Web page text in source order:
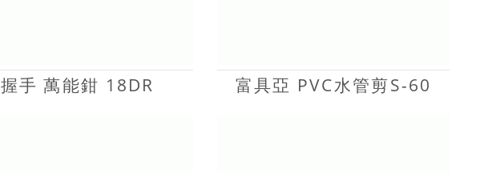
握手 萬能鉗 18DR 富具亞 PVC水管剪S-60